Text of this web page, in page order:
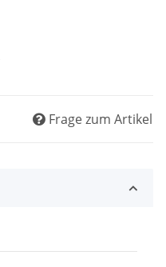
Frage zum Artikel